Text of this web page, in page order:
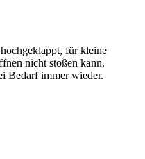
für kleine
nicht stoßen kann.
Bedarf immer wieder.